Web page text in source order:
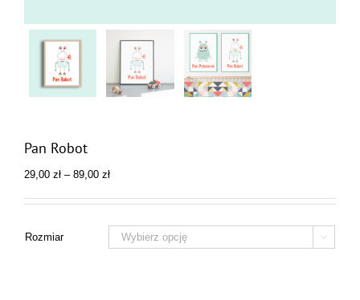
Pan Robot
29,00 zł – 89,00 złZakres
od
89,00 zł
Rozmiar 